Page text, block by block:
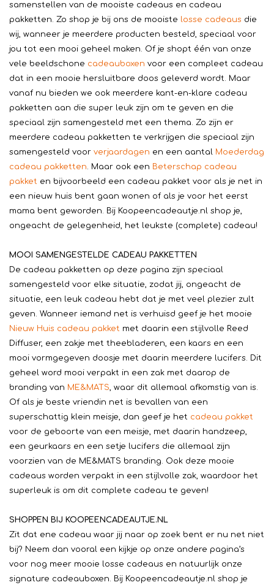
samenstellen van de mooiste cadeaus en cadeau
pakketten. Zo shop je bij ons de mooiste losse cadeaus die
wij, wanneer je meerdere producten besteld, speciaal voor
jou tot een mooi geheel maken. Of je shopt één van onze
vele beeldschone cadeauboxen voor een compleet cadeau
dat in een mooie hersluitbare doos geleverd wordt. Maar
vanaf nu bieden we ook meerdere kant-en-klare cadeau
pakketten aan die super leuk zijn om te geven en die
speciaal zijn samengesteld met een thema. Zo zijn er
meerdere cadeau pakketten te verkrijgen die speciaal zijn
samengesteld voor verjaardagen en een aantal Moederdag
cadeau pakketten. Maar ook een Beterschap cadeau
pakket en bijvoorbeeld een cadeau pakket voor als je net in
een nieuw huis bent gaan wonen of als je voor het eerst
mama bent geworden. Bij Koopeencadeautje.nl shop je,
ongeacht de gelegenheid, het leukste (complete) cadeau!
MOOI SAMENGESTELDE CADEAU PAKKETTEN
De cadeau pakketten op deze pagina zijn speciaal
samengesteld voor elke situatie, zodat jij, ongeacht de
situatie, een leuk cadeau hebt dat je met veel plezier zult
geven. Wanneer iemand net is verhuisd geef je het mooie
Nieuw Huis cadeau pakket met daarin een stijlvolle Reed
Diffuser, een zakje met theebladeren, een kaars en een
mooi vormgegeven doosje met daarin meerdere lucifers. Dit
geheel word mooi verpakt in een zak met daarop de
branding van ME&MATS, waar dit allemaal afkomstig van is.
Of als je beste vriendin net is bevallen van een
superschattig klein meisje, dan geef je het cadeau pakket
voor de geboorte van een meisje, met daarin handzeep,
een geurkaars en een setje lucifers die allemaal zijn
voorzien van de ME&MATS branding. Ook deze mooie
cadeaus worden verpakt in een stijlvolle zak, waardoor het
superleuk is om dit complete cadeau te geven!
SHOPPEN BIJ KOOPEENCADEAUTJE.NL
Zit dat ene cadeau waar jij naar op zoek bent er nu net niet
bij? Neem dan vooral een kijkje op onze andere pagina’s
voor nog meer mooie losse cadeaus en natuurlijk onze
signature cadeauboxen. Bij Koopeencadeautje.nl shop je